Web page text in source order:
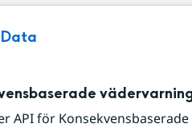
Data
API för